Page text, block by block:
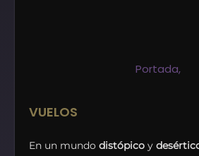
Portada,
VUELOS
En un mundo distópico y